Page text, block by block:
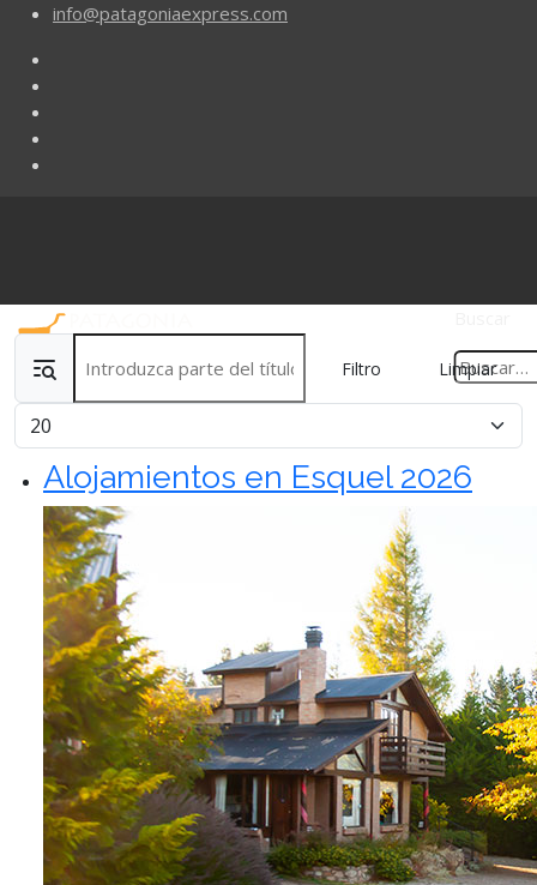
info@patagoniaexpress.com
Filtro Limpiar
Cantidad
Alojamientos en Esquel 2026